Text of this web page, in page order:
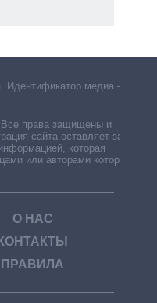
Идентификатор медиа –
Все права защищены и
сайта оставляет за
которая
или авторами которой
О НАС
КОНТАКТЫ
ПРАВИЛА